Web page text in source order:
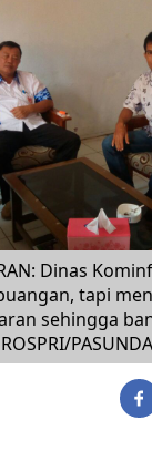
Dinas
tapi
sehingga